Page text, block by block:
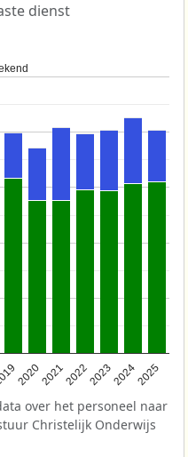
dienst
202020212022202320242025
over het personeel naar
Christelijk Onderwijs